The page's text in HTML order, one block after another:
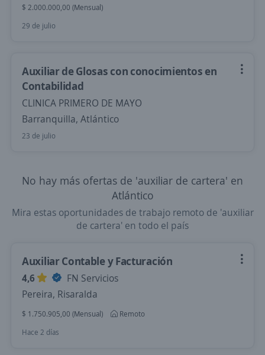
$ 2.000.000,00 (Mensual)
29 de julio
Auxiliar de Glosas con conocimientos en
Contabilidad
CLINICA PRIMERO DE MAYO
Barranquilla, Atlántico
23 de julio
No hay más ofertas de 'auxiliar de cartera' en
Atlántico
Mira estas oportunidades de trabajo remoto de 'auxiliar
de cartera' en todo el país
Auxiliar Contable y Facturación
4,6
FN Servicios
Pereira, Risaralda
$ 1.750.905,00 (Mensual)
Remoto
Hace 2 días